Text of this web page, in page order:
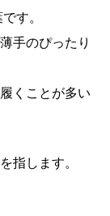
す。
手のぴったり
くことが多い
指します。